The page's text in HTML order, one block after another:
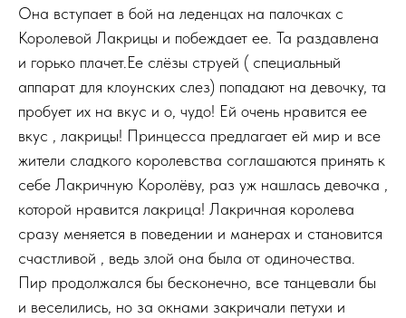
Она вступает в бой на леденцах на палочках с
Королевой Лакрицы и побеждает ее. Та раздавлена
и горько плачет.Ее слёзы струей ( специальный
аппарат для клоунских слез) попадают на девочку, та
пробует их на вкус и о, чудо! Ей очень нравится ее
вкус , лакрицы! Принцесса предлагает ей мир и все
жители сладкого королевства соглашаются принять к
себе Лакричную Королёву, раз уж нашлась девочка ,
которой нравится лакрица! Лакричная королева
сразу меняется в поведении и манерах и становится
счастливой , ведь злой она была от одиночества.
Пир продолжался бы бесконечно, все танцевали бы
и веселились, но за окнами закричали петухи и